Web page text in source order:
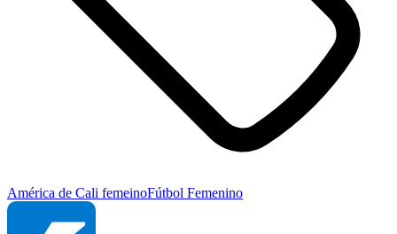
América de Cali femeinoFútbol Femenino